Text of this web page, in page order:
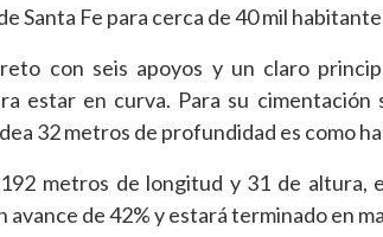
Santa Fe para cerca de 40 mil
con seis apoyos y un claro
estar en curva. Para su
32 metros de profundidad es como
metros de longitud y 31 de
de 42% y estará terminado en